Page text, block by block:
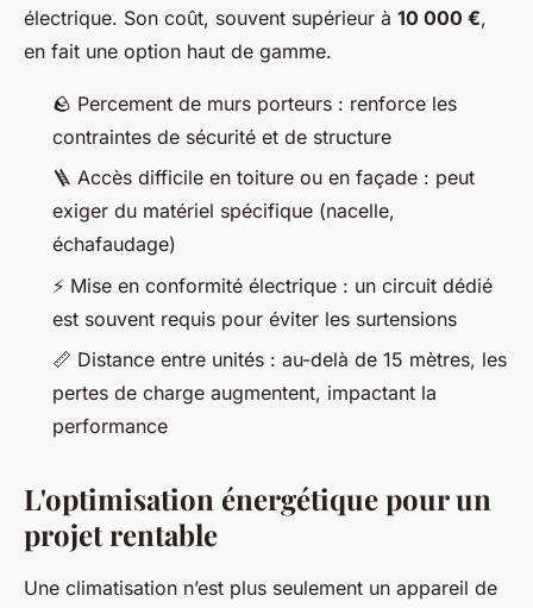
électrique. Son coût, souvent supérieur à 10 000 €,
en fait une option haut de gamme.
🪨 Percement de murs porteurs : renforce les
contraintes de sécurité et de structure
🪜 Accès difficile en toiture ou en façade : peut
exiger du matériel spécifique (nacelle,
échafaudage)
⚡ Mise en conformité électrique : un circuit dédié
est souvent requis pour éviter les surtensions
📏 Distance entre unités : au-delà de 15 mètres, les
pertes de charge augmentent, impactant la
performance
L'optimisation énergétique pour un
projet rentable
Une climatisation n’est plus seulement un appareil de